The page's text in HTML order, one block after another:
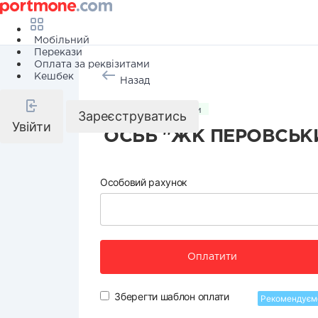
Мобільний
Перекази
Оплата за реквізитами
Кешбек
Увійти
Зареєструватись
Назад
Комунальні послуги
ОСББ "ЖК
Особовий рахунок
Оплатити
Зберегти шаблон оплати